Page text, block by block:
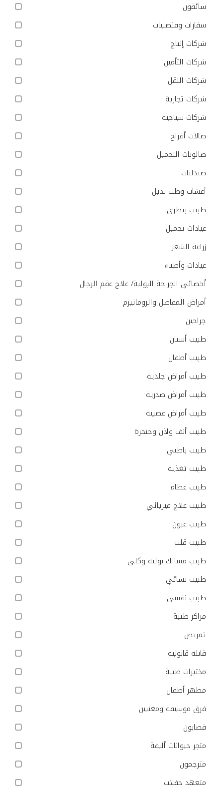
سائقون
سفارات وقنصليات
شركات إنتاج
شركات التأمين
شركات النقل
شركات تجارية
شركات سياحية
صالات أفراح
صالونات التجميل
صيدليات
أعشاب وطب بديل
طبيب بيطري
عيادات تجميل
زراعة الشعر
عيادات وأطباء
أخصائي الجراحة البولية/ علاج عقم الرجال
أمراض المفاصل والروماتيزم
جراحين
طبيب أسنان
طبيب أطفال
طبيب أمراض جلدية
طبيب أمراض صدرية
طبيب أمراض عصبية
طبيب أنف واذن وحنجرة
طبيب باطني
طبيب تغذية
طبيب عظام
طبيب علاج فيزيائي
طبيب عيون
طبيب قلب
طبيب مسالك بولية وكلى
طبيب نسائي
طبيب نفسي
مراكز طبية
تمريض
قابله قانونيه
مختبرات طبية
مطهر أطفال
فرق موسيقة ومغنيين
قصابون
متجر حيوانات أليفة
مترجمون
متعهد حفلات